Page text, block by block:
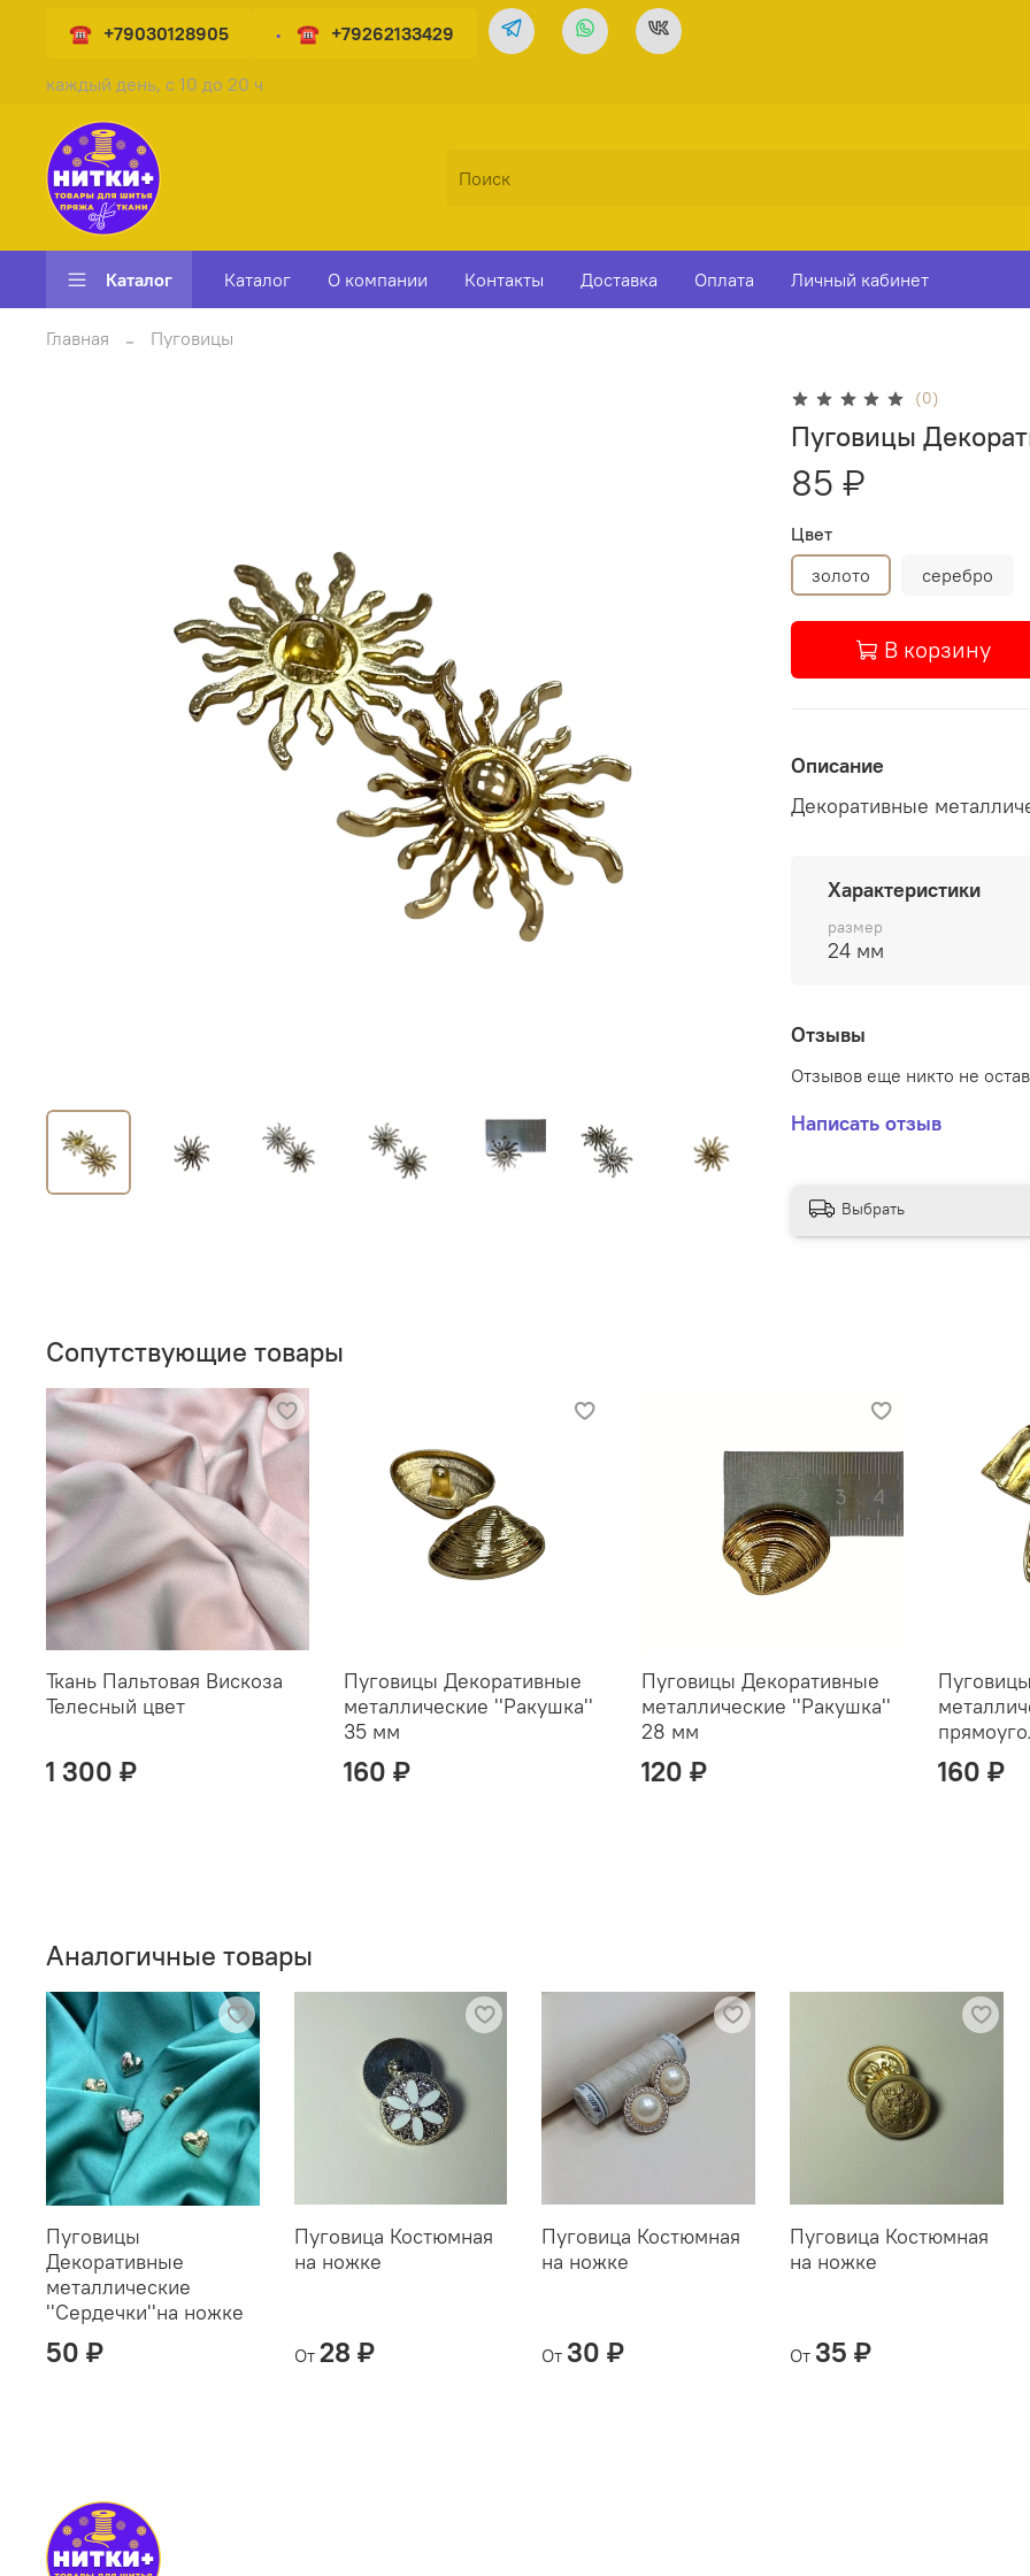
каждый день, с 10 до 20 ч
+79030128905 +79262133429
Каталог Каталог О компании Контакты Доставка Оплата Личный кабинет
Главная Пуговицы
(0)
Пуговицы
85 ₽
Цвет
золото
серебро
В корзину
Описание
Декоративные
Характеристики
размер
24 мм
Отзывы
Отзывов еще никто не
Написать отзыв
Выбрать
Сопутствующие товары
Ткань Пальтовая Вискоза
Телесный цвет
1 300 ₽
Пуговицы Декоративные
металлические ''Ракушка''
35 мм
160 ₽
Пуговицы Декоративные
металлические ''Ракушка''
28 мм
120 ₽ 160 ₽
Аналогичные товары
Пуговицы
Декоративные
металлические
''Сердечки''на ножке
50 ₽
Пуговица Костюмная
на ножке
От 28 ₽
Пуговица Костюмная
на ножке
От 30 ₽
Пуговица Костюмная
на ножке
От 35 ₽